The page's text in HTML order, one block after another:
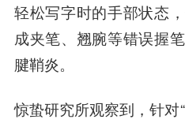
轻松写字时的手部状态
成夹笔、翘腕等错误握
腱鞘炎。
惊蛰研究所观察到，针对